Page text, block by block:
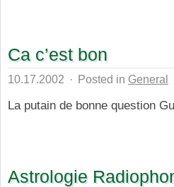
Ca c’est bon
10.17.2002 · Posted in General
La putain de bonne question
Astrologie